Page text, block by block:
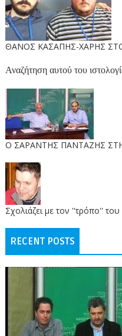
ΘΑΝΟΣ ΚΑΣΑΠΗΣ-ΧΑΡΗΣ
Αναζήτηση αυτού του
O ΣΑΡΑΝΤΗΣ ΠΑΝΤΑΖΗΣ
Σχολιάζει με τον ''τρόπο''
RECENT POSTS